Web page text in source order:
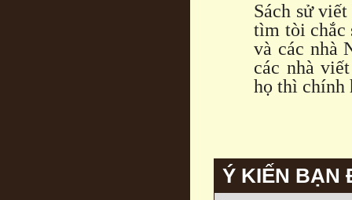
Sách sử
tìm tòi chắc
và các nhà
các nhà
họ thì chính
Ý KIẾN BẠN